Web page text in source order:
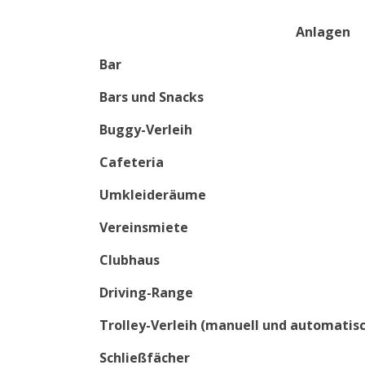
Anlagen
Bar
Bars und Snacks
Buggy-Verleih
Cafeteria
Umkleideräume
Vereinsmiete
Clubhaus
Driving-Range
Trolley-Verleih (manuell und
Schließfächer